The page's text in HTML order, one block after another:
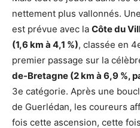
nettement plus vallonnés.
est prévue avec la Côte du
(1,6 km à 4,1 %), classée en
premier passage sur la
de-Bretagne (2 km à 6,9 %,
3e catégorie. Après une
de Guerlédan, les coureurs
fois cette ascension, cette